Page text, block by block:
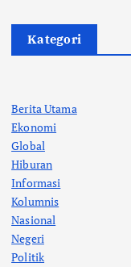
Kategori
Berita Utama
Ekonomi
Global
Hiburan
Informasi
Kolumnis
Nasional
Negeri
Politik